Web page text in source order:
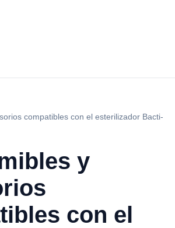
compatibles con el esterilizador Bacti-
y
con el